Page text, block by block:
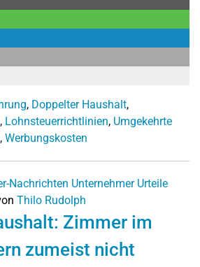
, Doppelter Haushalt,
, Lohnsteuerrichtlinien, Umgekehrte
, Werbungskosten
Nachrichten Unternehmer Urteile
Thilo Rudolph
Zimmer im
zumeist nicht